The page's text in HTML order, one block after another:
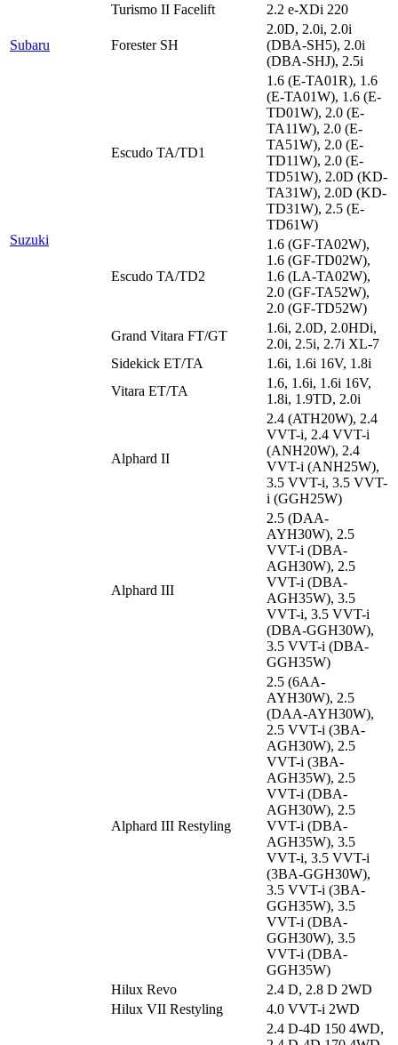
Turismo II Facelift
2.2 e-XDi 220
Subaru Forester SH
2.0D, 2.0i, 2.0i
(DBA-SH5), 2.0i
(DBA-SHJ), 2.5i
Suzuki
Escudo TA/TD1
1.6 (E-TA01R), 1.6
(E-TA01W), 1.6 (E-
TD01W), 2.0 (E-
TA11W), 2.0 (E-
TA51W), 2.0 (E-
TD11W), 2.0 (E-
TD51W), 2.0D (KD-
TA31W), 2.0D (KD-
TD31W), 2.5 (E-
TD61W)
Escudo TA/TD2
1.6 (GF-TA02W),
1.6 (GF-TD02W),
1.6 (LA-TA02W),
2.0 (GF-TA52W),
2.0 (GF-TD52W)
Grand Vitara FT/GT
1.6i, 2.0D, 2.0HDi,
2.0i, 2.5i, 2.7i XL-7
Sidekick ET/TA
1.6i, 1.6i 16V, 1.8i
Vitara ET/TA
1.6, 1.6i, 1.6i 16V,
1.8i, 1.9TD, 2.0i
Alphard II
2.4 (ATH20W), 2.4
VVT-i, 2.4 VVT-i
(ANH20W), 2.4
VVT-i (ANH25W),
3.5 VVT-i, 3.5 VVT-
i (GGH25W)
Alphard III
2.5 (DAA-
AYH30W), 2.5
VVT-i (DBA-
AGH30W), 2.5
VVT-i (DBA-
AGH35W), 3.5
VVT-i, 3.5 VVT-i
(DBA-GGH30W),
3.5 VVT-i (DBA-
GGH35W)
Alphard III Restyling
2.5 (6AA-
AYH30W), 2.5
(DAA-AYH30W),
2.5 VVT-i (3BA-
AGH30W), 2.5
VVT-i (3BA-
AGH35W), 2.5
VVT-i (DBA-
AGH30W), 2.5
VVT-i (DBA-
AGH35W), 3.5
VVT-i, 3.5 VVT-i
(3BA-GGH30W),
3.5 VVT-i (3BA-
GGH35W), 3.5
VVT-i (DBA-
GGH30W), 3.5
VVT-i (DBA-
GGH35W)
Hilux Revo
2.4 D, 2.8 D 2WD
Hilux VII Restyling
4.0 VVT-i 2WD
2.4 D-4D 150 4WD,